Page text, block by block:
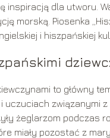
inspiracją dla utworu.
morską. Piosenka
i hiszpańskiej
to główny
związanymi
żeglarzom podczas
miały pozostać z